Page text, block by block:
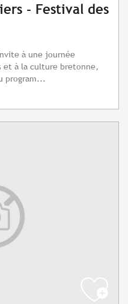
- Festival des
à une journée
et à la culture bretonne,
program...